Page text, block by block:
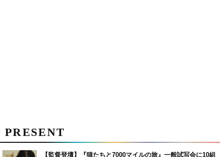
PRESENT
【監督登壇】『猫たちと7000マイルの旅』一般試写会に10組